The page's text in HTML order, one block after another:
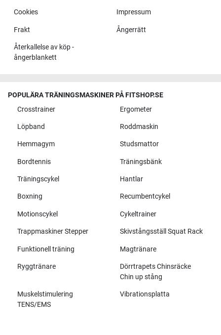
Cookies Impressum
Frakt Ångerrätt
Återkallelse av köp -
ångerblankett
POPULÄRA TRÄNINGSMASKINER PÅ FITSHOP.SE
Crosstrainer
Ergometer
Löpband Roddmaskin
Hemmagym Studsmattor
Bordtennis Träningsbänk
Träningscykel Hantlar
Boxning Recumbentcykel
Motionscykel Cykeltrainer
Trappmaskiner Stepper Skivstångsställ Squat Rack
Funktionell träning Magtränare
Ryggtränare
Dörrtrapets Chinsräcke
Chin up stång
Muskelstimulering
TENS/EMS
Vibrationsplatta